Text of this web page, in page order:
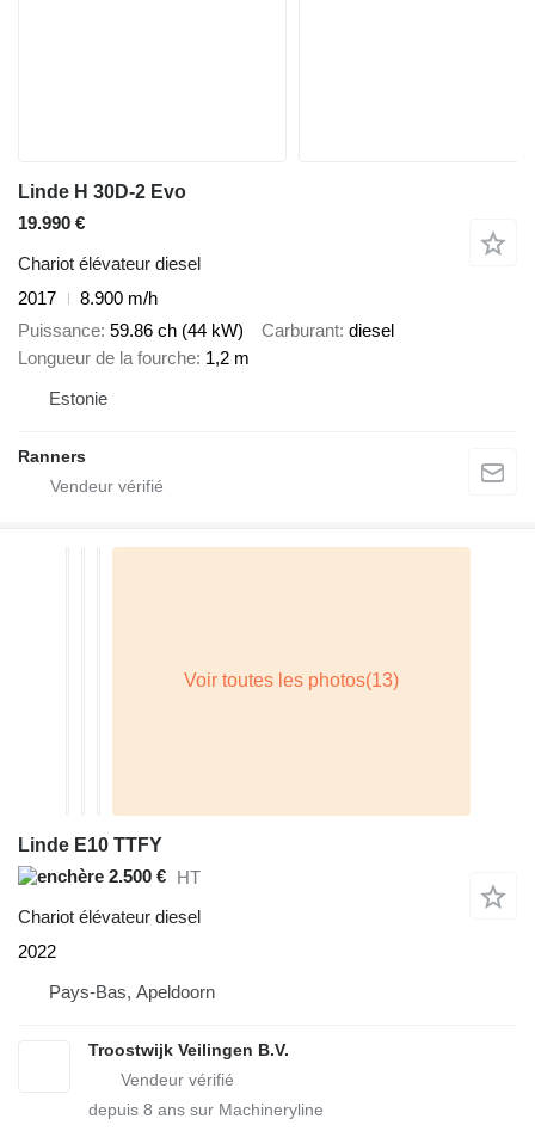
Linde H 30D-2 Evo
19.990 €
Chariot élévateur diesel
2017
8.900 m/h
Puissance 59.86 ch (44 kW) Carburant diesel
Longueur de la fourche 1,2 m
Estonie
Ranners
Linde E10 TTFY
2.500 € HT
Chariot élévateur diesel
2022
Pays-Bas, Apeldoorn
Troostwijk Veilingen B.V.
depuis 8 ans sur Machineryline